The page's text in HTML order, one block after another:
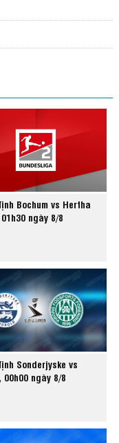
Bochum vs Hertha
ngày 8/8
Sonderjyske vs
00h00 ngày 8/8